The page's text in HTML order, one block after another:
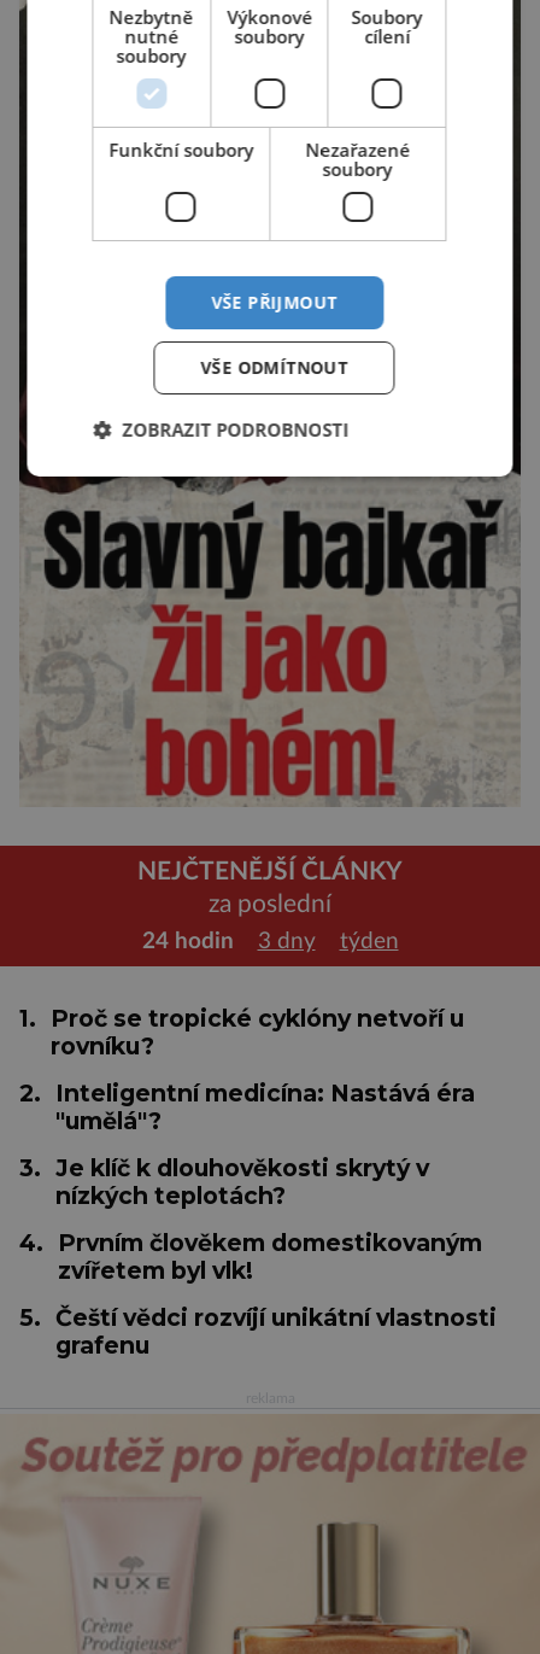
NEJČTENĚJŠÍ ČLÁNKY
za poslední
24 hodin 3 dny týden
1.
Proč se tropické cyklóny netvoří u
rovníku?
2.
Inteligentní medicína: Nastává éra
"umělá"?
3. Je klíč k dlouhověkosti skrytý v
nízkých teplotách?
4.
Prvním člověkem domestikovaným
zvířetem byl vlk!
5. Čeští vědci rozvíjí unikátní vlastnosti
grafenu
Nezbytně
nutné
soubory
Výkonové
soubory
Soubory
cílení
Funkční soubory
Nezařazené
soubory
VŠE PŘIJMOUT
VŠE ODMÍTNOUT
ZOBRAZIT PODROBNOSTI